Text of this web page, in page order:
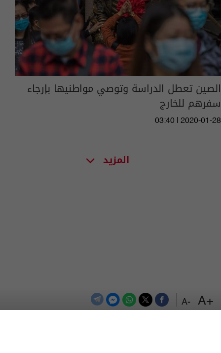
+A
-A
الصين تعطل الدراسة وتوصي مواطنيها بإرجاء
سفرهم للخارج
03:40 | 2020-01-28
المزيد